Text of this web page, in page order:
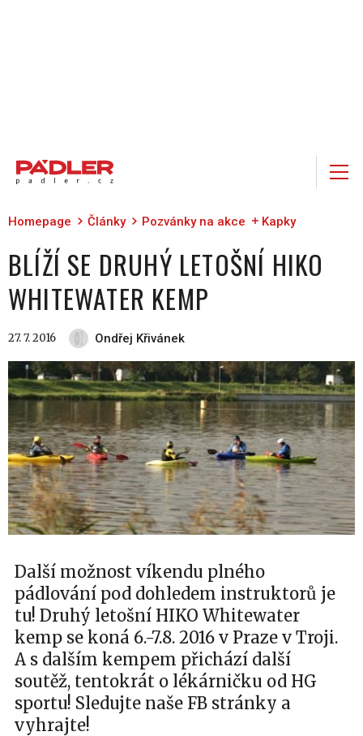
Homepage Články Pozvánky na akce Kapky
BLÍŽÍ SE DRUHÝ LETOŠNÍ HIKO
WHITEWATER KEMP
27. 7. 2016 Ondřej Křivánek
Další možnost víkendu plného
pádlování pod dohledem instruktorů je
tu! Druhý letošní HIKO Whitewater
kemp se koná 6.-7.8. 2016 v Praze v Troji.
A s dalším kempem přichází další
soutěž, tentokrát o lékárničku od HG
sportu! Sledujte naše FB stránky a
vyhrajte!